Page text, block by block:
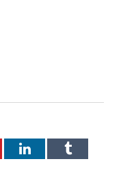
LinkedInTumblr